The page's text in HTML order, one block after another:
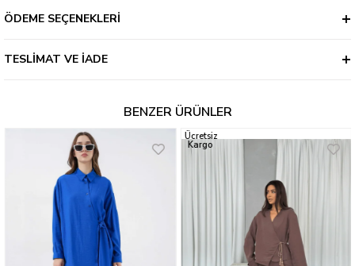
ÖDEME SEÇENEKLERI
TESLIMAT VE İADE
BENZER ÜRÜNLER
Ücretsiz
Kargo